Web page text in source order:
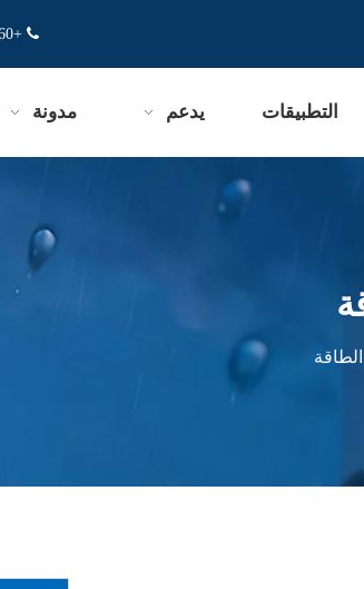

+86-17805154960
التطبيقات يدعم مدونة